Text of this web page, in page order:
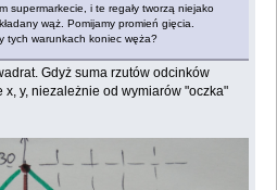
supermarkecie, i te regały tworzą niejako
wąż. Pomijamy promień gięcia.
tych warunkach koniec węża?
Gdyż suma rzutów odcinków
y, niezależnie od wymiarów "oczka"